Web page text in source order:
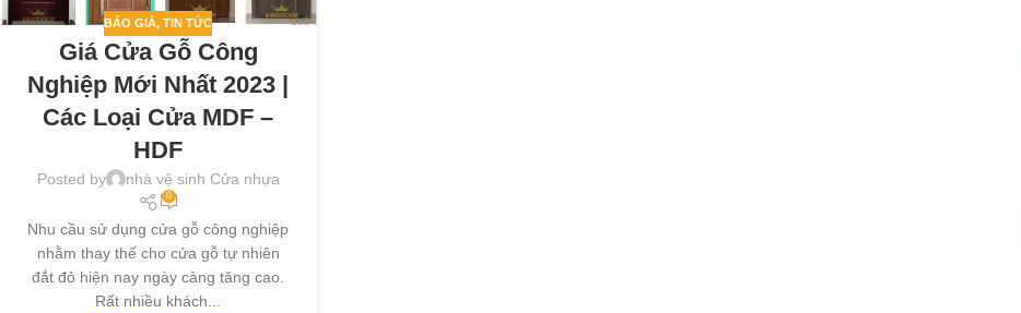
BÁO GIÁ,TIN TỨC
Giá Cửa Gỗ Công
Nghiệp Mới Nhất 2023 |
Các Loại Cửa MDF –
HDF
Posted by nhà vệ sinh Cửa nhựa
0
Nhu cầu sử dụng cửa gỗ công nghiệp
nhằm thay thế cho cửa gỗ tự nhiên
đắt đỏ hiện nay ngày càng tăng cao.
Rất nhiều khách...